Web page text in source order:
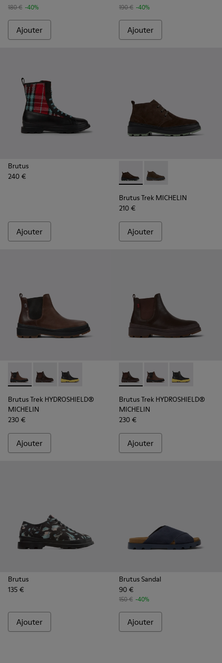
180 € -40%
Ajouter
190 € -40%
Ajouter
Brutus
240 €
Ajouter
Brutus Trek MICHELIN -
Brutus Trek
Brutus Trek MICHELIN
210 €
Ajouter
Brutus Trek HYDROSHIELD® MICHELIN - K300484-002 -
Brutus Trek HYDROSHIELD® MICHELIN -
Brutus Trek HYDROSHIELD® MICHELIN -
Brutus Trek HYDROSHIELD®
MICHELIN
230 €
Ajouter
Brutus TrekBrutus TrekBrutus Trek
Brutus Trek HYDROSHIELD®
MICHELIN
230 €
Ajouter
Brutus
135 €
Ajouter
Brutus Sandal
90 €
150 € -40%
Ajouter